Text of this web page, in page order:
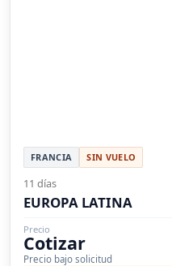
FRANCIA SIN VUELO
11 días
EUROPA LATINA
Precio
Cotizar
Precio bajo solicitud